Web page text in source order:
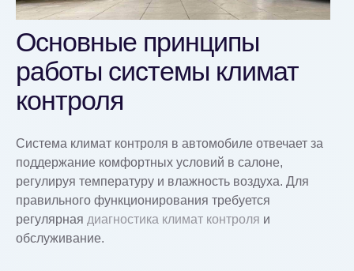
Основные принципы
работы системы климат
контроля
Система климат контроля в автомобиле отвечает за
поддержание комфортных условий в салоне,
регулируя температуру и влажность воздуха. Для
правильного функционирования требуется
регулярная диагностика климат контроля и
обслуживание.